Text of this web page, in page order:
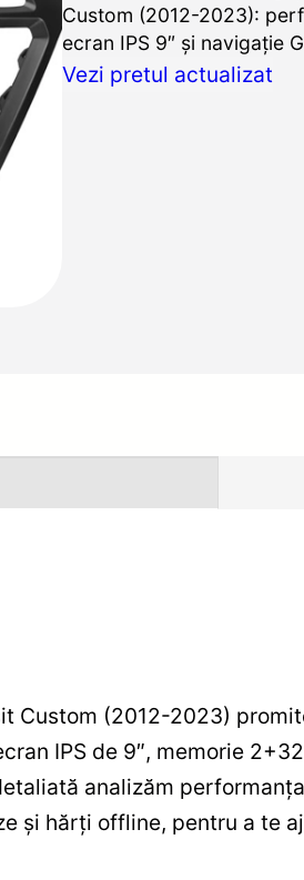
Custom (2012-2023):
ecran IPS 9″ și navigație
Vezi pretul actualizat
Custom (2012-2023)
IPS de 9″, memorie
analizăm
și hărți offline, pentru a te